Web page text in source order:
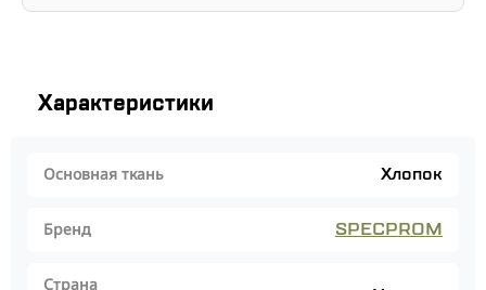
Характеристики
Основная ткань Хлопок
Бренд SPECPROM
Страна